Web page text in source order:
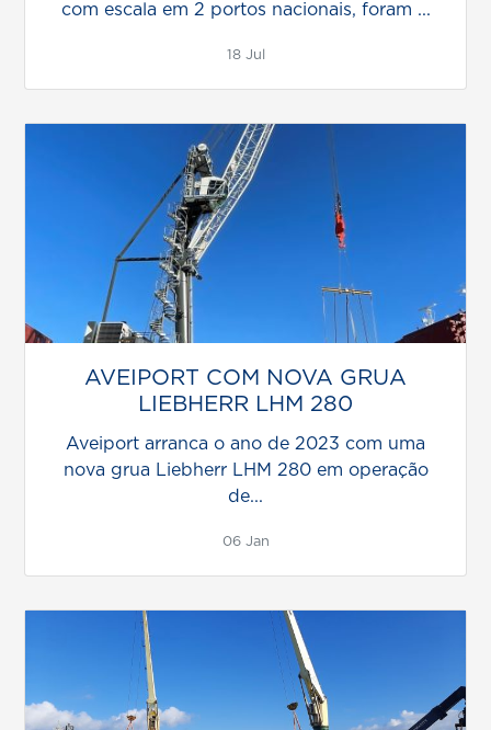
com escala em 2 portos nacionais, foram ...
18 Jul
AVEIPORT COM NOVA GRUA
LIEBHERR LHM 280
Aveiport arranca o ano de 2023 com uma
nova grua Liebherr LHM 280 em operação
de...
06 Jan